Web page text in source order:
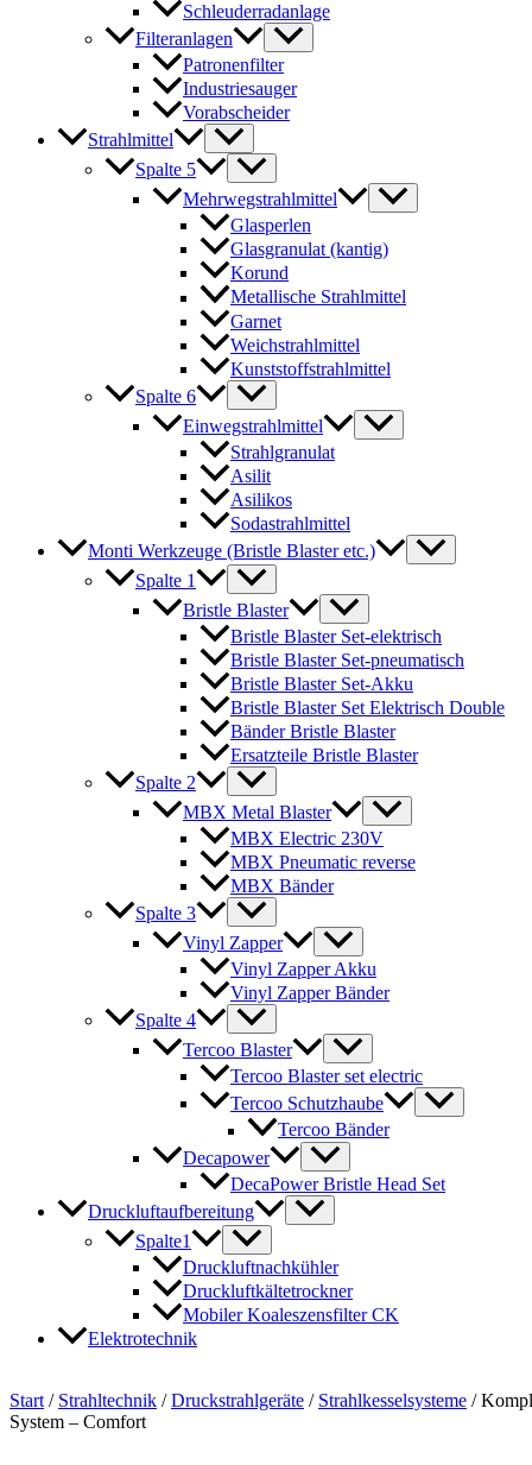
Schleuderradanlage
Filteranlagen
Patronenfilter
Industriesauger
Vorabscheider
Strahlmittel
Spalte 5
Mehrwegstrahlmittel
Glasperlen
Glasgranulat (kantig)
Korund
Metallische Strahlmittel
Garnet
Weichstrahlmittel
Kunststoffstrahlmittel
Spalte 6
Einwegstrahlmittel
Strahlgranulat
Asilit
Asilikos
Sodastrahlmittel
Monti Werkzeuge (Bristle Blaster etc.)
Spalte 1
Bristle Blaster
Bristle Blaster Set-elektrisch
Bristle Blaster Set-pneumatisch
Bristle Blaster Set-Akku
Bristle Blaster Set Elektrisch Double
Bänder Bristle Blaster
Ersatzteile Bristle Blaster
Spalte 2
MBX Metal Blaster
MBX Electric 230V
MBX Pneumatic reverse
MBX Bänder
Spalte 3
Vinyl Zapper
Vinyl Zapper Akku
Vinyl Zapper Bänder
Spalte 4
Tercoo Blaster
Tercoo Blaster set electric
Tercoo Schutzhaube
Tercoo Bänder
Decapower
DecaPower Bristle Head Set
Druckluftaufbereitung
Spalte1
Druckluftnachkühler
Druckluftkältetrockner
Mobiler Koaleszensfilter CK
Elektrotechnik
Start / Strahltechnik /Druckstrahlgeräte / Strahlkesselsysteme /
System – Comfort